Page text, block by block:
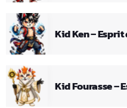
Kid Ken –
Kid Fourasse –